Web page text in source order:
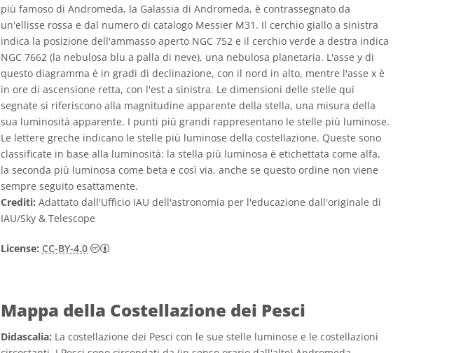
più famoso di Andromeda, la Galassia di Andromeda, è contrassegnato da
un'ellisse rossa e dal numero di catalogo Messier M31. Il cerchio giallo a sinistra
indica la posizione dell'ammasso aperto NGC 752 e il cerchio verde a destra indica
NGC 7662 (la nebulosa blu a palla di neve), una nebulosa planetaria. L'asse y di
questo diagramma è in gradi di declinazione, con il nord in alto, mentre l'asse x è
in ore di ascensione retta, con l'est a sinistra. Le dimensioni delle stelle qui
segnate si riferiscono alla magnitudine apparente della stella, una misura della
sua luminosità apparente. I punti più grandi rappresentano le stelle più luminose.
Le lettere greche indicano le stelle più luminose della costellazione. Queste sono
classificate in base alla luminosità: la stella più luminosa è etichettata come alfa,
la seconda più luminosa come beta e così via, anche se questo ordine non viene
sempre seguito esattamente.
Crediti: Adattato dall'Ufficio IAU dell'astronomia per l'educazione dall'originale di
IAU/Sky & Telescope
License: CC-BY-4.0 Creative Commons Attribuzione 4.0 Internazionale (CC BY 4.0) icone
Mappa della Costellazione dei Pesci
Didascalia: La costellazione dei Pesci con le sue stelle luminose e le costellazioni